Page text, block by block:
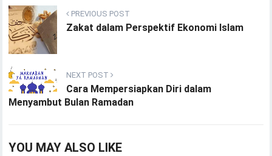
PREVIOUS POST
Zakat dalam Perspektif Ekonomi Islam
NEXT POST
Cara Mempersiapkan Diri dalam
Menyambut Bulan Ramadan
YOU MAY ALSO LIKE